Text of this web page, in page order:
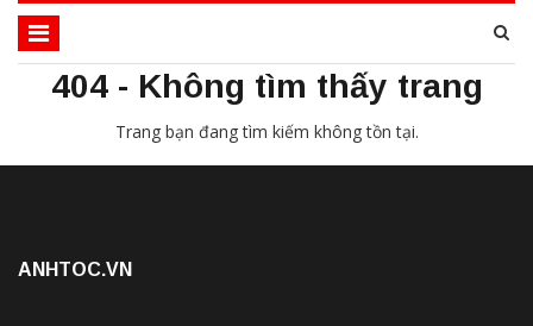
404 - Không tìm thấy trang
Trang bạn đang tìm kiếm không tồn tại.
ANHTOC.VN